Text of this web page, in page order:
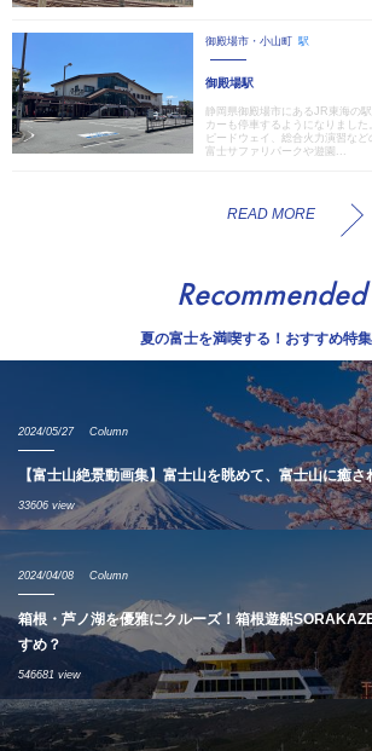
御殿場市・小山町 駅
御殿場駅
静岡県御殿場市にあるJR東海の
カーも停車するようになりまし
ピードウェイ、総合火力演習など
富士サファリパークや遊園...
READ MORE
Recommended
夏の富士を満喫する！おすすめ特
2024/05/27 Column
【富士山絶景動画集】富士山を眺めて、富士山に癒さ
33606 view
2024/04/08 Column
箱根・芦ノ湖を優雅にクルーズ！箱根遊船
すめ？
546681 view